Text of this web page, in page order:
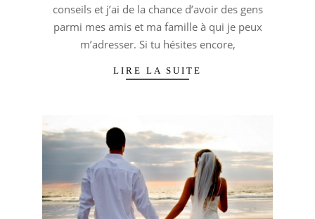
conseils et j’ai de la chance d’avoir des gens
parmi mes amis et ma famille à qui je peux
m’adresser. Si tu hésites encore,
LIRE LA SUITE